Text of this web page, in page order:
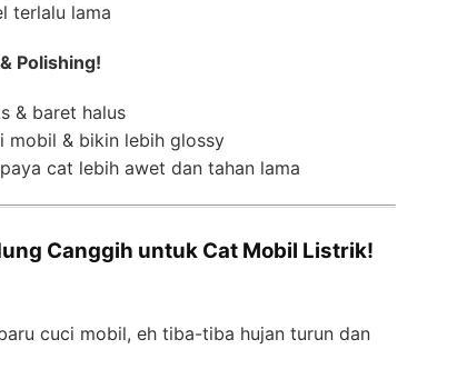
terlalu lama
Polishing!
& baret halus
mobil & bikin lebih glossy
cat lebih awet dan tahan lama
Canggih untuk Cat Mobil Listrik!
cuci mobil, eh tiba-tiba hujan turun dan